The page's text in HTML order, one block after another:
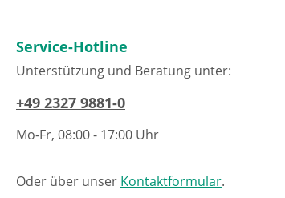
Service-Hotline
Unterstützung und Beratung unter:
+49 2327 9881-0
Mo-Fr, 08:00 - 17:00 Uhr
Oder über unser Kontaktformular.